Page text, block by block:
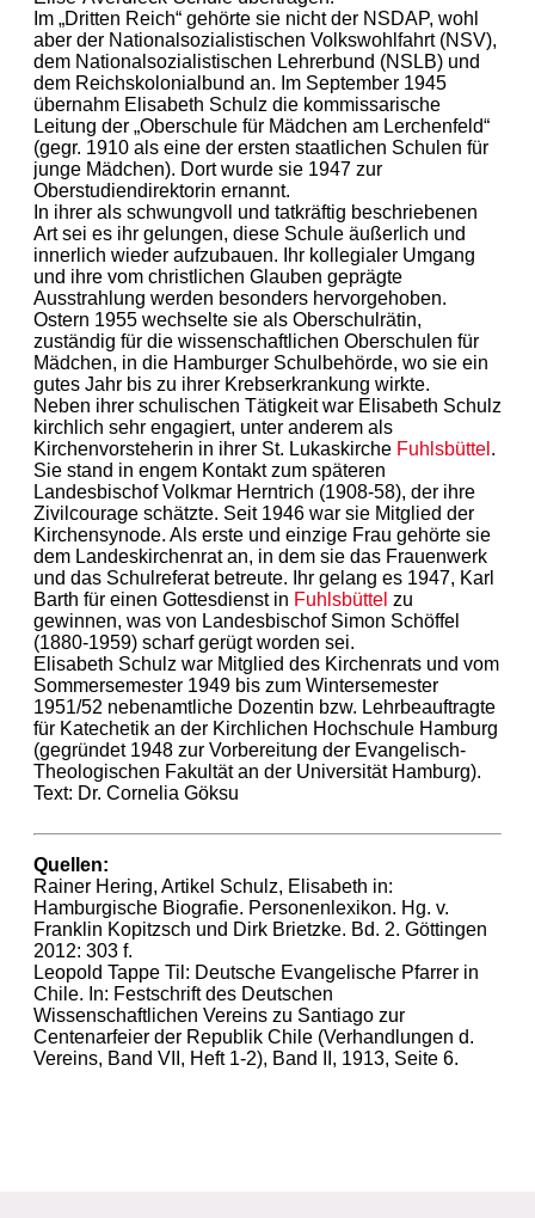
Im „Dritten Reich“ gehörte sie nicht der NSDAP, wohl
aber der Nationalsozialistischen Volkswohlfahrt (NSV),
dem Nationalsozialistischen Lehrerbund (NSLB) und
dem Reichskolonialbund an. Im September 1945
übernahm Elisabeth Schulz die kommissarische
Leitung der „Oberschule für Mädchen am Lerchenfeld“
(gegr. 1910 als eine der ersten staatlichen Schulen für
junge Mädchen). Dort wurde sie 1947 zur
Oberstudiendirektorin ernannt.
In ihrer als schwungvoll und tatkräftig beschriebenen
Art sei es ihr gelungen, diese Schule äußerlich und
innerlich wieder aufzubauen. Ihr kollegialer Umgang
und ihre vom christlichen Glauben geprägte
Ausstrahlung werden besonders hervorgehoben.
Ostern 1955 wechselte sie als Oberschulrätin,
zuständig für die wissenschaftlichen Oberschulen für
Mädchen, in die Hamburger Schulbehörde, wo sie ein
gutes Jahr bis zu ihrer Krebserkrankung wirkte.
Neben ihrer schulischen Tätigkeit war Elisabeth Schulz
kirchlich sehr engagiert, unter anderem als
Kirchenvorsteherin in ihrer St. Lukaskirche Fuhlsbüttel .
Sie stand in engem Kontakt zum späteren
Landesbischof Volkmar Herntrich (1908-58), der ihre
Zivilcourage schätzte. Seit 1946 war sie Mitglied der
Kirchensynode. Als erste und einzige Frau gehörte sie
dem Landeskirchenrat an, in dem sie das Frauenwerk
und das Schulreferat betreute. Ihr gelang es 1947, Karl
Barth für einen Gottesdienst in Fuhlsbüttel zu
gewinnen, was von Landesbischof Simon Schöffel
(1880-1959) scharf gerügt worden sei.
Elisabeth Schulz war Mitglied des Kirchenrats und vom
Sommersemester 1949 bis zum Wintersemester
1951/52 nebenamtliche Dozentin bzw. Lehrbeauftragte
für Katechetik an der Kirchlichen Hochschule Hamburg
(gegründet 1948 zur Vorbereitung der Evangelisch-
Theologischen Fakultät an der Universität Hamburg).
Text: Dr. Cornelia Göksu
Quellen:
Rainer Hering, Artikel Schulz, Elisabeth in:
Hamburgische Biografie. Personenlexikon. Hg. v.
Franklin Kopitzsch und Dirk Brietzke. Bd. 2. Göttingen
2012: 303 f.
Leopold Tappe Til: Deutsche Evangelische Pfarrer in
Chile. In: Festschrift des Deutschen
Wissenschaftlichen Vereins zu Santiago zur
Centenarfeier der Republik Chile (Verhandlungen d.
Vereins, Band VII, Heft 1-2), Band II, 1913, Seite 6.